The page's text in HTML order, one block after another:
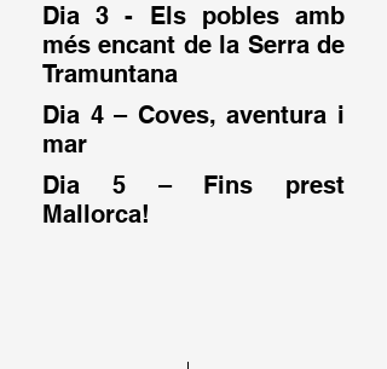
Dia 3 - Els pobles amb
més encant de la Serra de
Tramuntana
Dia 4 – Coves, aventura i
mar
Dia 5 – Fins prest
Mallorca!